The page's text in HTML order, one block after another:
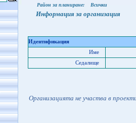
Район за планиране:
Всички
Информация за организация
Идентификация
Име
Седалище
Организацията не участва в